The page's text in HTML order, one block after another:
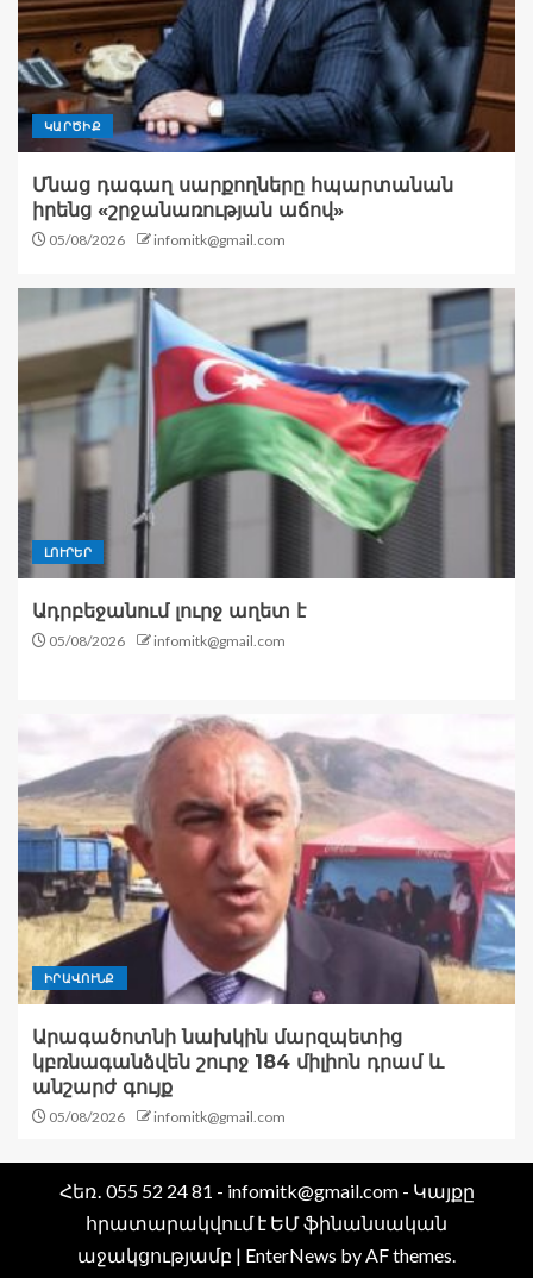
ԿԱՐԾԻՔ
Մնաց դագաղ սարքողները հպարտանան
իրենց «շրջանառության աճով»
05/08/2026 infomitk@gmail.com
ԼՈՒՐԵՐ
Ադրբեջանում լուրջ աղետ է
05/08/2026 infomitk@gmail.com
ԻՐԱՎՈՒՆՔ
Արագածոտնի նախկին մարզպետից
կբռնագանձվեն շուրջ 184 միլիոն դրամ և
անշարժ գույք
05/08/2026 infomitk@gmail.com
Հեռ․ 055 52 24 81 - infomitk@gmail.com - Կայքը
հրատարակվում է ԵՄ ֆինանսական
աջակցությամբ | EnterNews by AF themes.